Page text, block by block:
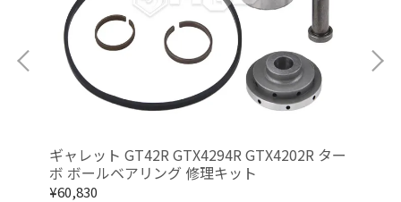
ギャレット GT42R GTX4294R GTX4202R ター
ボ ボールベアリング 修理キット
¥60,830